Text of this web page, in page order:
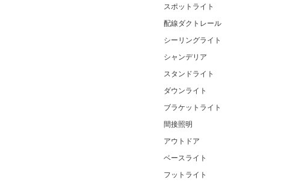
スポットライト
配線ダクトレール
シーリングライト
シャンデリア
スタンドライト
ダウンライト
ブラケットライト
間接照明
アウトドア
ベースライト
フットライト